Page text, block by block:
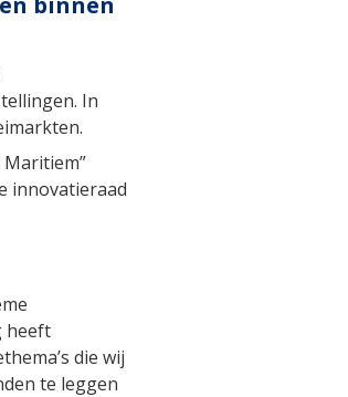
In
innovatieraad
heeft
die wij
te leggen